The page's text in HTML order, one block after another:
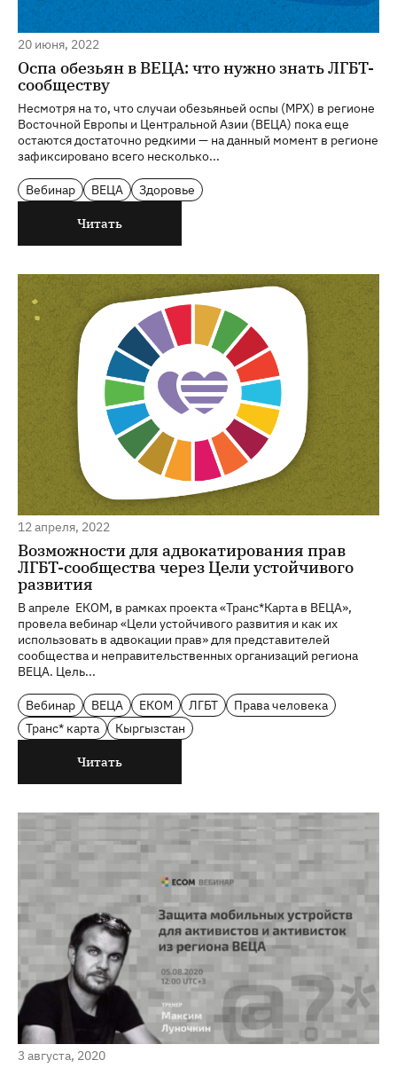
20 июня, 2022
Оспа обезьян в ВЕЦА: что нужно знать ЛГБТ-
сообществу
Несмотря на то, что случаи обезьяньей оспы (MPX) в регионе
Восточной Европы и Центральной Азии (ВЕЦА) пока еще
остаются достаточно редкими — на данный момент в регионе
зафиксировано всего несколько...
Вебинар ВЕЦА Здоровье
Читать
12 апреля, 2022
Возможности для адвокатирования прав
ЛГБТ-сообщества через Цели устойчивого
развития
В апреле ЕКОМ, в рамках проекта «Транс*Карта в ВЕЦА»,
провела вебинар «Цели устойчивого развития и как их
использовать в адвокации прав» для представителей
сообщества и неправительственных организаций региона
ВЕЦА. Цель...
Вебинар ВЕЦА ЕКОМ ЛГБТ
Права человека
Транс* карта
Кыргызстан
Читать
3 августа, 2020